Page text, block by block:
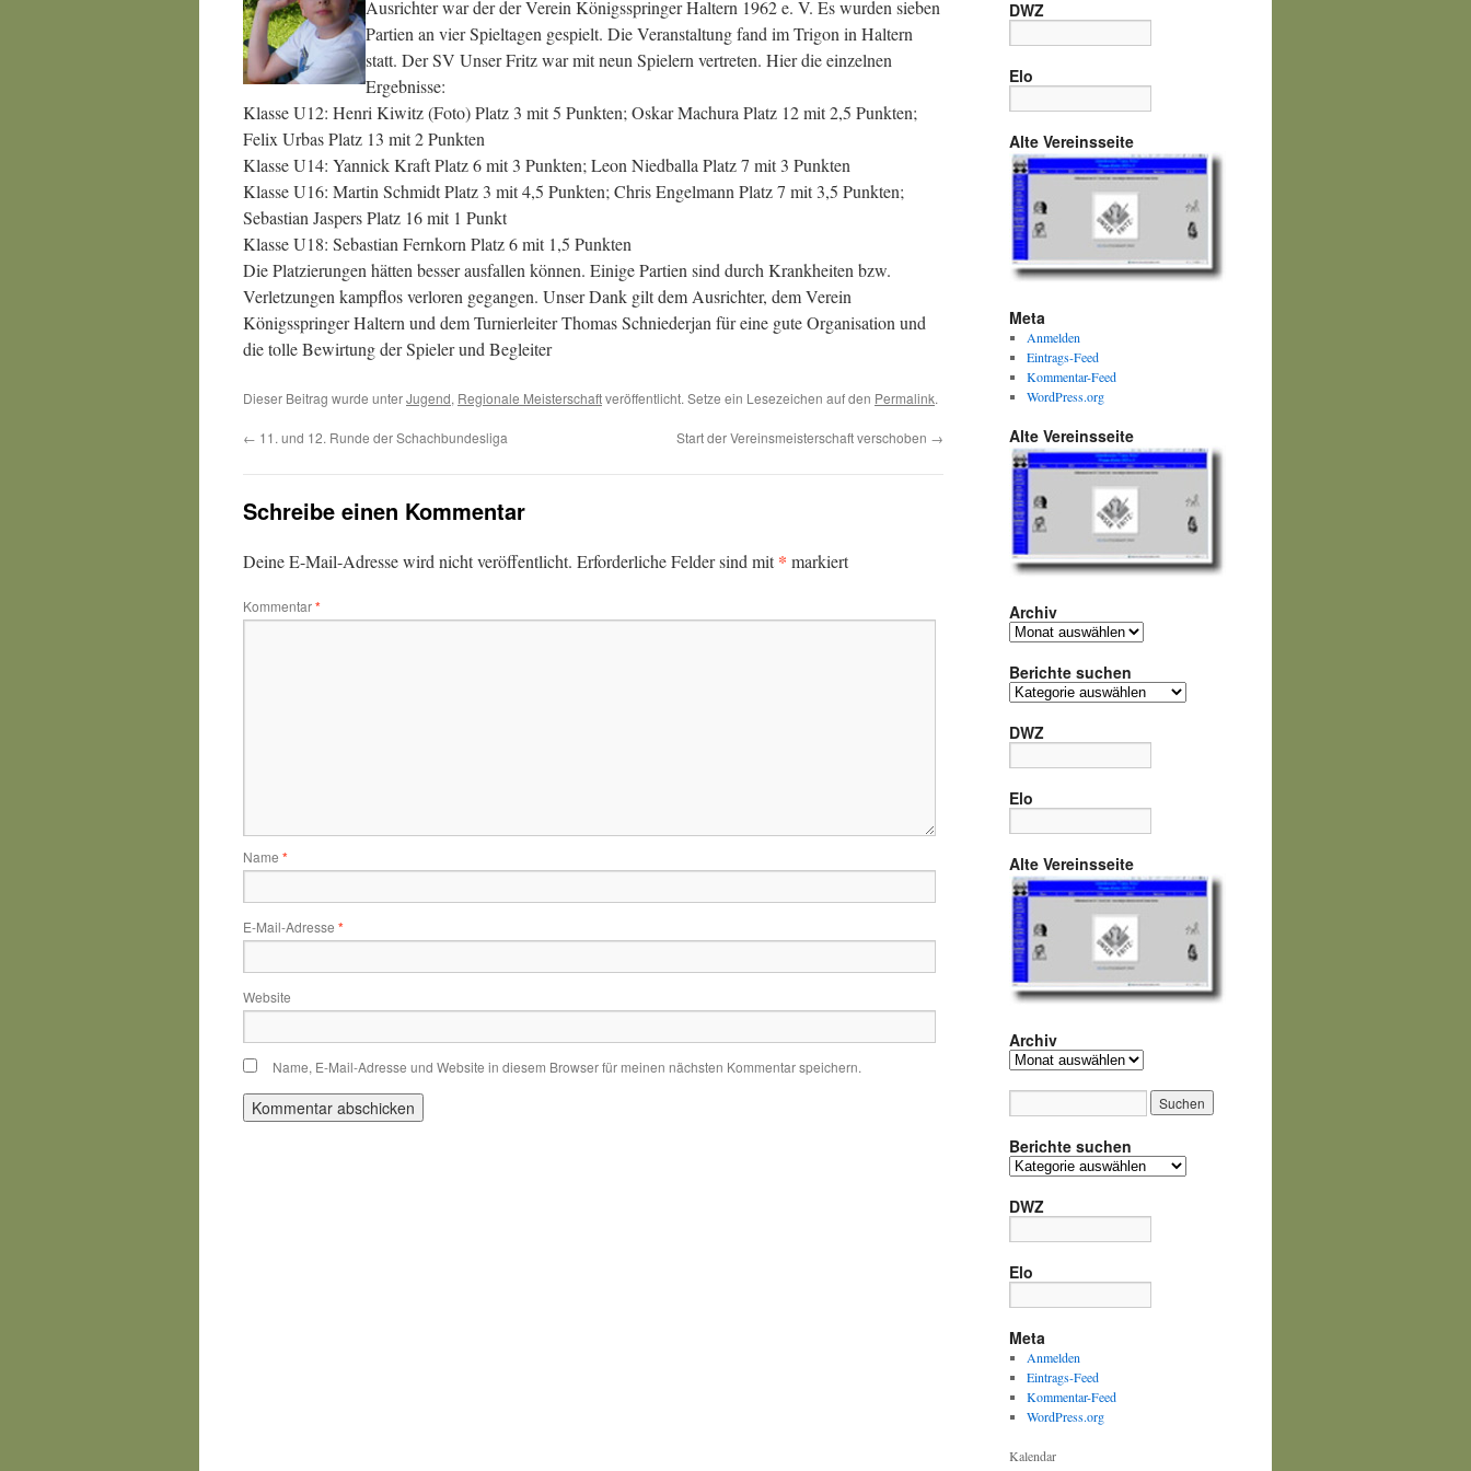
Ausrichter war der der Verein Königsspringer Haltern 1962 e. V. Es wurden sieben
Partien an vier Spieltagen gespielt. Die Veranstaltung fand im Trigon in Haltern
statt. Der SV Unser Fritz war mit neun Spielern vertreten. Hier die einzelnen
Ergebnisse:
Klasse U12: Henri Kiwitz (Foto) Platz 3 mit 5 Punkten; Oskar Machura Platz 12 mit 2,5 Punkten;
Felix Urbas Platz 13 mit 2 Punkten
Klasse U14: Yannick Kraft Platz 6 mit 3 Punkten; Leon Niedballa Platz 7 mit 3 Punkten
Klasse U16: Martin Schmidt Platz 3 mit 4,5 Punkten; Chris Engelmann Platz 7 mit 3,5 Punkten;
Sebastian Jaspers Platz 16 mit 1 Punkt
Klasse U18: Sebastian Fernkorn Platz 6 mit 1,5 Punkten
Die Platzierungen hätten besser ausfallen können. Einige Partien sind durch Krankheiten bzw.
Verletzungen kampflos verloren gegangen. Unser Dank gilt dem Ausrichter, dem Verein
Königsspringer Haltern und dem Turnierleiter Thomas Schniederjan für eine gute Organisation und
die tolle Bewirtung der Spieler und Begleiter
Dieser Beitrag wurde unterJugend, Regionale Meisterschaftveröffentlicht. Setze ein Lesezeichen auf den Permalink.
← 11. und 12. Runde der Schachbundesliga Start der Vereinsmeisterschaft verschoben →
Schreibe einen Kommentar
Deine E-Mail-Adresse wird nicht veröffentlicht. Erforderliche Felder sind mit* markiert
Kommentar*
Name *
E-Mail-Adresse *
Website
Name, E-Mail-Adresse und Website in diesem Browser für meinen nächsten Kommentar speichern.
DWZ
Elo
Alte Vereinsseite
Meta
Anmelden
Eintrags-Feed
Kommentar-Feed
WordPress.org
Alte Vereinsseite
Archiv
Archiv
Berichte suchen
Berichte
DWZ
Elo
Alte Vereinsseite
Archiv
Archiv
Berichte suchen
Berichte
DWZ
Elo
Meta
Anmelden
Eintrags-Feed
Kommentar-Feed
WordPress.org
Kalendar